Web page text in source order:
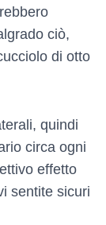
ciò,
di otto
quindi
circa ogni
effetto
sentite sicuri